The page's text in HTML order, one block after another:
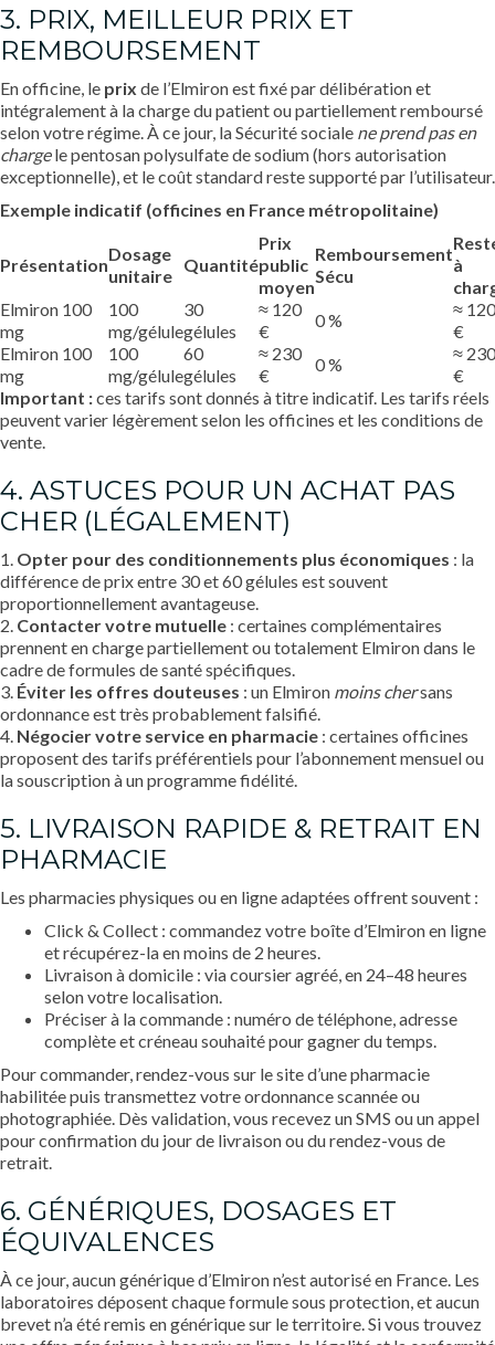
3. PRIX, MEILLEUR PRIX ET
REMBOURSEMENT
En officine, le prix de l’Elmiron est fixé par délibération et
intégralement à la charge du patient ou partiellement remboursé
selon votre régime. À ce jour, la Sécurité sociale ne prend pas en
chargele pentosan polysulfate de sodium (hors autorisation
exceptionnelle), et le coût standard reste supporté par l’utilisateur.
Exemple indicatif (officines en France métropolitaine)
Présentation
Dosage
unitaire
Quantité
Prix
public
moyen
Remboursement
Sécu
à
Elmiron 100
mg
100
mg/gélule
30
gélules
≈ 120
€
0 %
≈ 120
€
Elmiron 100
mg
100
mg/gélule
60
gélules
≈ 230
€
0 %
≈ 230
€
Important :ces tarifs sont donnés à titre indicatif. Les tarifs réels
peuvent varier légèrement selon les officines et les conditions de
vente.
4. ASTUCES POUR UN ACHAT PAS
CHER (LÉGALEMENT)
1. Opter pour des conditionnements plus économiques : la
différence de prix entre 30 et 60 gélules est souvent
proportionnellement avantageuse.
2. Contacter votre mutuelle : certaines complémentaires
prennent en charge partiellement ou totalement Elmiron dans le
cadre de formules de santé spécifiques.
3. Éviter les offres douteuses : un Elmiron moins chersans
ordonnance est très probablement falsifié.
4. Négocier votre service en pharmacie : certaines officines
proposent des tarifs préférentiels pour l’abonnement mensuel ou
la souscription à un programme fidélité.
5. LIVRAISON RAPIDE & RETRAIT EN
PHARMACIE
Les pharmacies physiques ou en ligne adaptées offrent souvent :
Click & Collect : commandez votre boîte d’Elmiron en ligne
et récupérez-la en moins de 2 heures.
Livraison à domicile : via coursier agréé, en 24–48 heures
selon votre localisation.
Préciser à la commande : numéro de téléphone, adresse
complète et créneau souhaité pour gagner du temps.
Pour commander, rendez-vous sur le site d’une pharmacie
habilitée puis transmettez votre ordonnance scannée ou
photographiée. Dès validation, vous recevez un SMS ou un appel
pour confirmation du jour de livraison ou du rendez-vous de
retrait.
6. GÉNÉRIQUES, DOSAGES ET
ÉQUIVALENCES
À ce jour, aucun générique d’Elmiron n’est autorisé en France. Les
laboratoires déposent chaque formule sous protection, et aucun
brevet n’a été remis en générique sur le territoire. Si vous trouvez